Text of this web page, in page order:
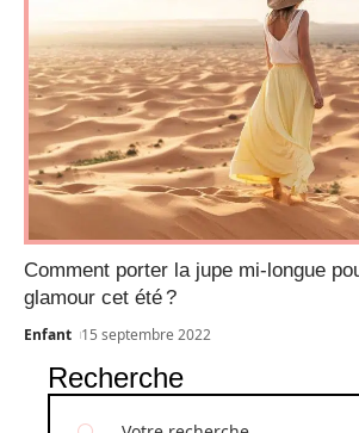
Comment porter la jupe mi-longue
glamour cet été ?
Enfant 15 septembre 2022
Recherche